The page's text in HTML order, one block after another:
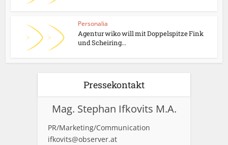
Personalia
Agentur wiko will mit Doppelspitze Fink
und Scheiring...
Pressekontakt
Mag. Stephan Ifkovits M.A.
PR/Marketing/Communication
ifkovits@observer.at